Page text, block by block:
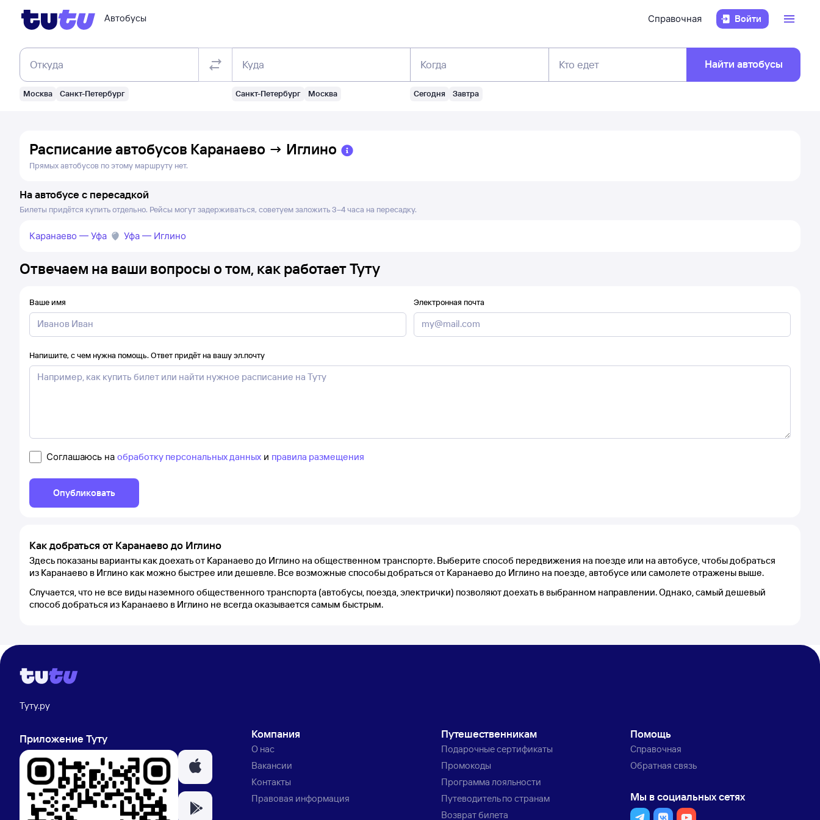
Автобусы Справочная Войти
Откуда
Москва Санкт-Петербург
Куда
Санкт-Петербург Москва
Когда
Сегодня Завтра
Кто едет Найти автобусы
Расписание автобусов Каранаево → Иглино
Прямых автобусов по этому маршруту нет.
На автобусе с пересадкой
Билеты придётся купить отдельно. Рейсы могут задерживаться, советуем заложить 3–4 часа на пересадку.
Каранаево — Уфа Уфа — Иглино
Отвечаем на ваши вопросы о том, как работает Туту
Ваше имя Электронная почта
Напишите, с чем нужна помощь. Ответ придёт на вашу эл.почту
Соглашаюсь на обработку персональных данных и правила размещения
Опубликовать
Как добраться от Каранаево до Иглино
Здесь показаны варианты как доехать от Каранаево до Иглино на общественном транспорте. Выберите способ передвижения на поезде или на автобусе, чтобы добраться
из Каранаево в Иглино как можно быстрее или дешевле. Все возможные способы добраться от Каранаево до Иглино на поезде, автобусе или самолете отражены выше.
Случается, что не все виды наземного общественного транспорта (автобусы, поезда, электрички) позволяют доехать в выбранном направлении. Однако, самый дешевый
способ добраться из Каранаево в Иглино не всегда оказывается самым быстрым.
Туту.ру
Приложение Туту Компания
О нас
Вакансии
Контакты
Правовая информация
Путешественникам
Подарочные сертификаты
Промокоды
Программа лояльности
Путеводитель по странам
Возврат билета
Помощь
Справочная
Обратная связь
Мы в социальных сетях